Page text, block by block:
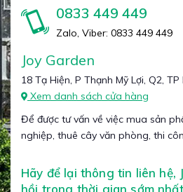
0833 449 449
Zalo, Viber: 0833 449 449
Joy Garden
18 Tạ Hiện, P Thạnh Mỹ Lợi, Q2, TP
Xem danh sách cửa hàng
Để được tư vấn về việc mua sản
nghiệp, thuê cây văn phòng, thi
Hãy để lại thông tin liên hệ,
hồi trong thời gian sớm